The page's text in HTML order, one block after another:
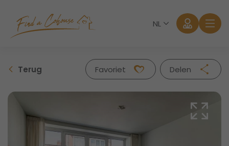
NL
Aanmelden
Terug Favoriet
Delen
Facebook
Twitter
Whatsapp